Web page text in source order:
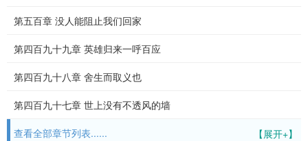
第五百章 没人能阻止我们回家
第四百九十九章 英雄归来一呼百应
第四百九十八章 舍生而取义也
第四百九十七章 世上没有不透风的墙
【展开+】
查看全部章节列表......